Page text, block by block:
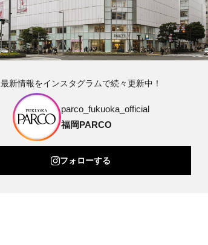
最新情報をインスタグラムで続々更新中！
parco_fukuoka_official
福岡PARCO
フォローする